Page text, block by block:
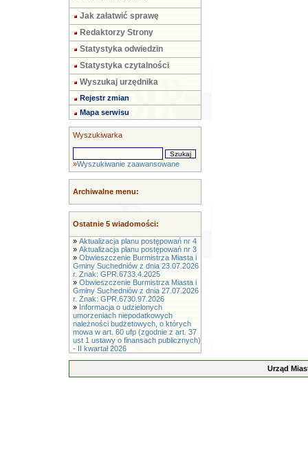
Jak załatwić sprawę
Redaktorzy Strony
Statystyka odwiedzin
Statystyka czytalności
Wyszukaj urzędnika
Rejestr zmian
Mapa serwisu
Wyszukiwarka
»Wyszukiwanie zaawansowane
Archiwalne menu:
Ostatnie 5 wiadomości:
» Aktualizacja planu postępowań nr 4
» Aktualizacja planu postępowań nr 3
» Obwieszczenie Burmistrza Miasta i
Gminy Suchedniów z dnia 23.07.2026
r. Znak: GPR.6733.4.2025
» Obwieszczenie Burmistrza Miasta i
Gminy Suchedniów z dnia 27.07.2026
r. Znak: GPR.6730.97.2026
» Informacja o udzielonych
umorzeniach niepodatkowych
należności budżetowych, o których
mowa w art. 60 ufp (zgodnie z art. 37
ust 1 ustawy o finansach publicznych)
- II kwartał 2026
Urząd